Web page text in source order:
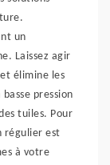
un
Laissez agir
élimine les
pression
tuiles. Pour
régulier est
à votre